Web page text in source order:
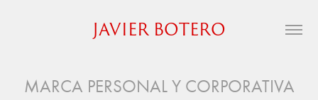
JAVIER BOTERO
MARCA PERSONAL Y CORPORATIVA